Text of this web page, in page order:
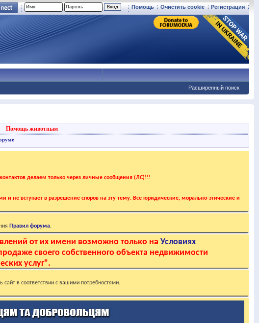
Регистрация
Очистить cookie
Помощь
Расширенный поиск
Помощь животным
делаем только через личные сообщения (ЛС)!!!
и не вступает в разрешение споров на эту тему. Все юридические, морально-этические и
Правил форума.
от их имени возможно только на Условиях
своего собственного объекта недвижимости
услуг".
в соответствии с вашими потребностями.